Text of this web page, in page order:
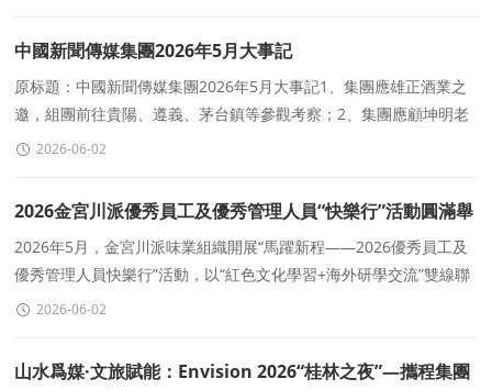
中國新聞傳媒集團2026年5月大事記
原标題：中國新聞傳媒集團2026年5月大事記1、集團應雄正酒業之
邀，組團前往貴陽、遵義、茅台鎮等參觀考察；2、集團應顧坤明老
師之邀，前往太湖西山島參加枇杷節采風活動；3、集團邀約
2026-06-02
2026金宮川派優秀員工及優秀管理人員“快樂行”活動圓滿舉
行
2026年5月，金宮川派味業組織開展“馬躍新程——2026優秀員工及
優秀管理人員快樂行”活動，以“紅色文化學習+海外研學交流”雙線聯
動模式2026-06-02
山水爲媒·文旅賦能：Envision 2026“桂林之夜”—攜程集團